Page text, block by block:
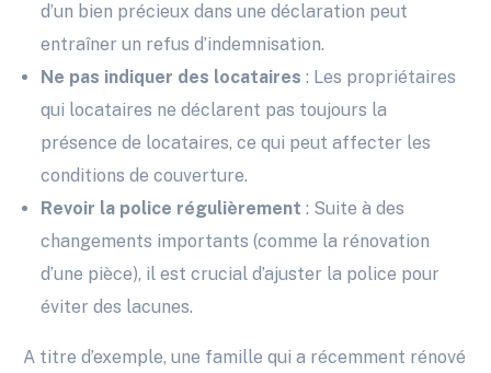
d’un bien précieux dans une déclaration peut
entraîner un refus d’indemnisation.
Ne pas indiquer des locataires : Les propriétaires
qui locataires ne déclarent pas toujours la
présence de locataires, ce qui peut affecter les
conditions de couverture.
Revoir la police régulièrement : Suite à des
changements importants (comme la rénovation
d’une pièce), il est crucial d’ajuster la police pour
éviter des lacunes.
A titre d’exemple, une famille qui a récemment rénové